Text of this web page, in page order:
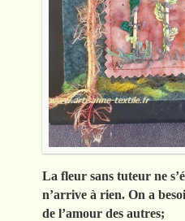
La fleur sans tuteur ne
n’arrive à rien. On a
de l’amour des autres;